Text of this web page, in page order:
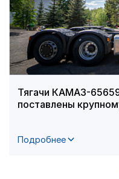
Тягачи КАМАЗ-
поставлены
Подробнее